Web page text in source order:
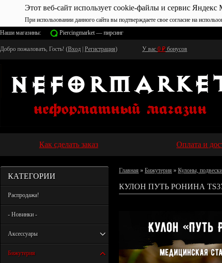
Этот веб-сайт использует cookie-файлы и сервис Яндекс
При использовании данного сайта вы подтверждаете свое согласие на
Наши магазины:
Piercingmarket — пирсинг
Добро пожаловать, Гость! (Вход Регистрация) У вас 0 ₽ бонусов
Как сделать заказ Оплата и
КАТЕГОРИИ
Распродажа!
- Новинки -
Аксессуары
Бижутерия
Главная » Бижутерия » Кулоны, подвески
КУЛОН ПУТЬ РОНИНА